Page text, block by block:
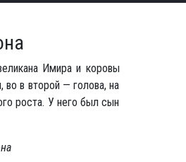
Имира и коровы
во в второй — голова, на
роста. У него был сын